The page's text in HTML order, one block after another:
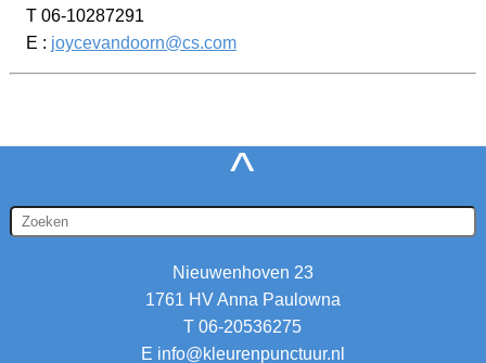
T 06-10287291
E : joycevandoorn@cs.com
^
Nieuwenhoven 23
1761 HV Anna Paulowna
T 06-20536275
E info@kleurenpunctuur.nl